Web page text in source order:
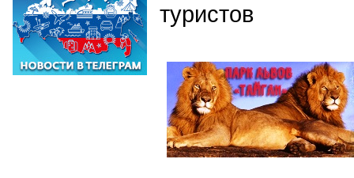
туристов